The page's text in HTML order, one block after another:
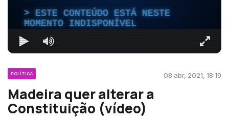
ESTE CONTEÚDO ESTÁ NESTE
MOMENTO INDISPONÍVEL
POLÍTICA 08 abr, 2021, 18:19
Madeira quer alterar a
Constituição (vídeo)